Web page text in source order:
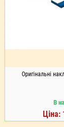
Оригінальні
В
Ціна: